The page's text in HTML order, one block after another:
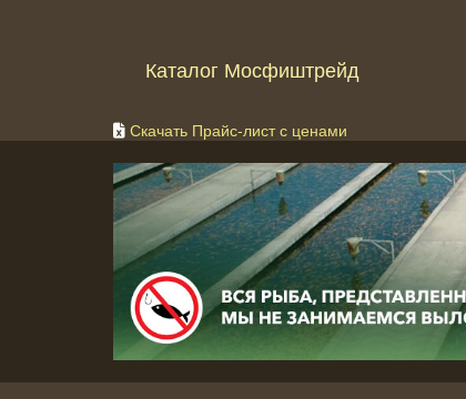
Каталог Мосфиштрейд
Скачать Прайс-лист с ценами